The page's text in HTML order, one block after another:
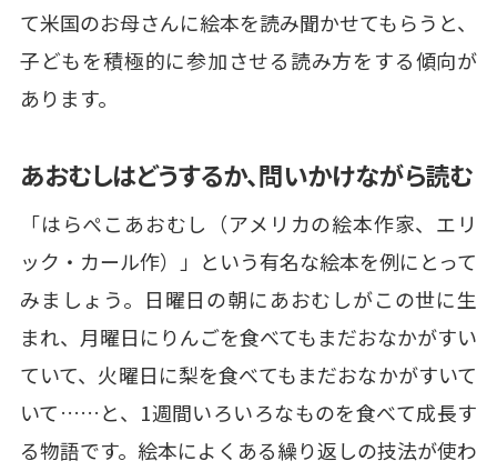
て米国のお母さんに絵本を読み聞かせてもらうと、
子どもを積極的に参加させる読み方をする傾向が
あります。
あおむしはどうするか、問いかけながら読む
「はらぺこあおむし（アメリカの絵本作家、エリ
ック・カール作）」という有名な絵本を例にとって
みましょう。日曜日の朝にあおむしがこの世に生
まれ、月曜日にりんごを食べてもまだおなかがすい
ていて、火曜日に梨を食べてもまだおなかがすいて
いて……と、1週間いろいろなものを食べて成長す
る物語です。絵本によくある繰り返しの技法が使わ